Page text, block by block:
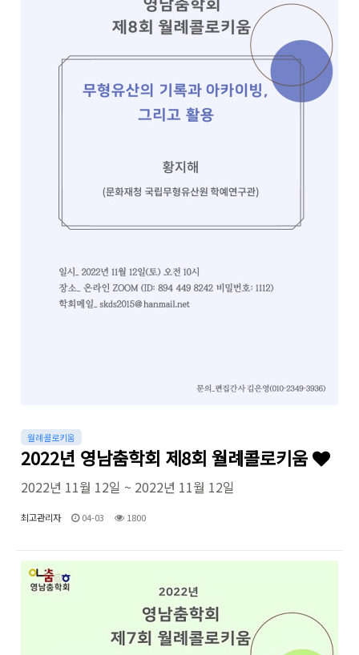
월례콜로키움
2022년 영남춤학회 제8회 월례콜로키움
2022년 11월 12일 ~ 2022년 11월 12일
최고관리자 04-03 1800